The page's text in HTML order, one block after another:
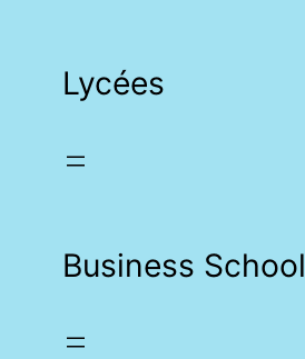
Lycées
Business School